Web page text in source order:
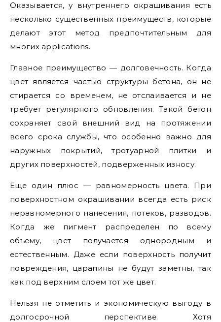
Оказывается, у внутреннего окрашивания есть
несколько существенных преимуществ, которые
делают этот метод предпочтительным для
многих applications.
Главное преимущество — долговечность. Когда
цвет является частью структуры бетона, он не
стирается со временем, не отслаивается и не
требует регулярного обновления. Такой бетон
сохраняет свой внешний вид на протяжении
всего срока службы, что особенно важно для
наружных покрытий, тротуарной плитки и
других поверхностей, подверженных износу.
Еще один плюс — равномерность цвета. При
поверхностном окрашивании всегда есть риск
неравномерного нанесения, потеков, разводов.
Когда же пигмент распределен по всему
объему, цвет получается однородным и
естественным. Даже если поверхность получит
повреждения, царапины не будут заметны, так
как под верхним слоем тот же цвет.
Нельзя не отметить и экономическую выгоду в
долгосрочной перспективе. Хотя